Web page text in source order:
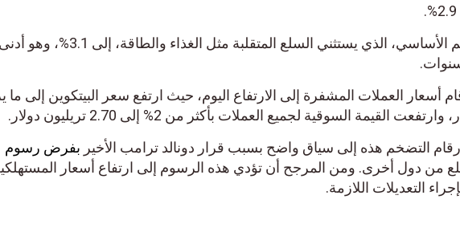
وانخفض التضخم الأساسي، الذي يستثني السلع المتقلبة مثل الغذاء والطاقة، إلى 3.1%، وهو أدنى
أسعار العملات المشفرة إلى الارتفاع اليوم، حيث ارتفع سعر البيتكوين إلى ما
التضخم هذه إلى سياق واضح بسبب قرار دونالد ترامب الأخيربفرض رسوم
دول أخرى. ومن المرجح أن تؤدي هذه الرسوم إلى ارتفاع أسعار
التعديلات اللازمة.